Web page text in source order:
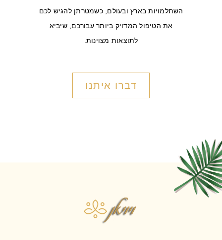
השתלמויות בארץ ובעולם, כשמטרתן להגיש לכם
את הטיפול המדויק ביותר עבורכם, שיביא
לתוצאות מצוינות.
דברו איתנו